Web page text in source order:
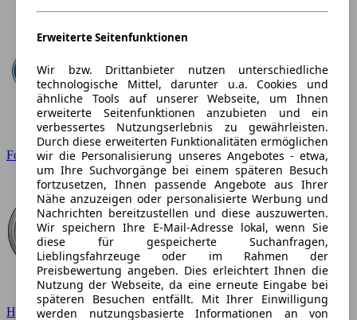
Erweiterte Seitenfunktionen
Wir bzw. Drittanbieter nutzen unterschiedliche
technologische Mittel, darunter u.a. Cookies und
ähnliche Tools auf unserer Webseite, um Ihnen
erweiterte Seitenfunktionen anzubieten und ein
verbessertes Nutzungserlebnis zu gewährleisten.
Durch diese erweiterten Funktionalitäten ermöglichen
wir die Personalisierung unseres Angebotes - etwa,
um Ihre Suchvorgänge bei einem späteren Besuch
fortzusetzen, Ihnen passende Angebote aus Ihrer
Nähe anzuzeigen oder personalisierte Werbung und
Nachrichten bereitzustellen und diese auszuwerten.
Wir speichern Ihre E-Mail-Adresse lokal, wenn Sie
diese für gespeicherte Suchanfragen,
Lieblingsfahrzeuge oder im Rahmen der
Preisbewertung angeben. Dies erleichtert Ihnen die
Nutzung der Webseite, da eine erneute Eingabe bei
späteren Besuchen entfällt. Mit Ihrer Einwilligung
werden nutzungsbasierte Informationen an von
Ford
Hyundai